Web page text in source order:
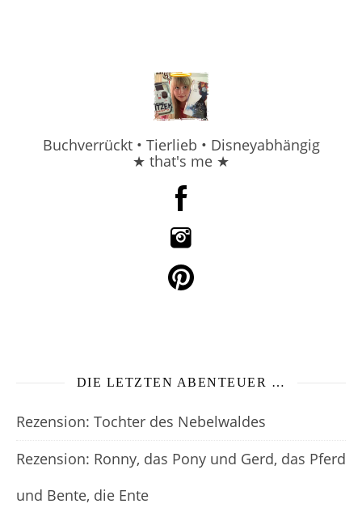
Buchverrückt • Tierlieb • Disneyabhängig
★ that's me ★
DIE LETZTEN ABENTEUER …
Rezension: Tochter des Nebelwaldes
Rezension: Ronny, das Pony und Gerd, das Pferd
und Bente, die Ente